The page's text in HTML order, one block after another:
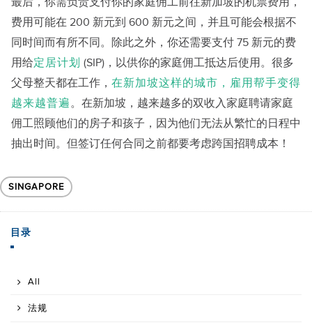
最后，你需负责支付你的家庭佣工前往新加坡的机票费用，
费用可能在 200 新元到 600 新元之间，并且可能会根据不
同时间而有所不同。除此之外，你还需要支付 75 新元的费
用给定居计划 (SIP)，以供你的家庭佣工抵达后使用。很多
父母整天都在工作， 在新加坡这样的城市，雇用帮手变得
越来越普遍。在新加坡，越来越多的双收入家庭聘请家庭
佣工照顾他们的房子和孩子，因为他们无法从繁忙的日程中
抽出时间。但签订任何合同之前都要考虑跨国招聘成本！
SINGAPORE
目录
All
法规